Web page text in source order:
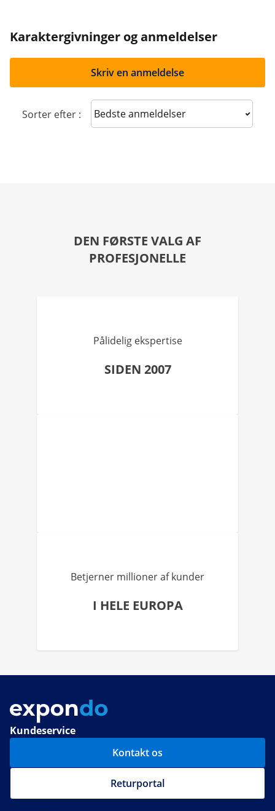
Karaktergivninger og anmeldelser
Skriv en anmeldelse
Sorter efter : Sort reviews
DEN FØRSTE VALG AF
PROFESJONELLE
Pålidelig ekspertise
SIDEN 2007
Betjerner millioner af kunder
I HELE EUROPA
Kundeservice
Kontakt os
Returportal